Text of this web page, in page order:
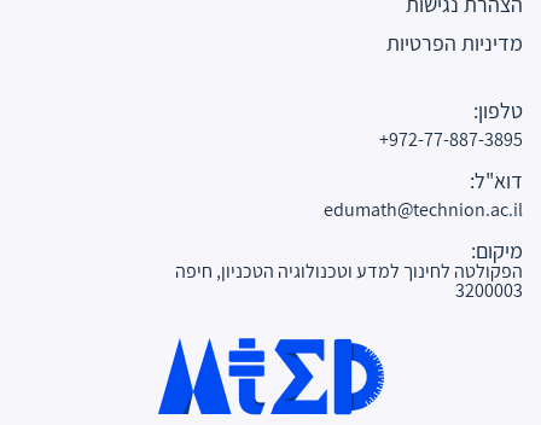
מדיניות הפרטיות
טלפון:
972-77-887-3895+
דוא"ל:
edumath@technion.ac.il
מיקום:
הפקולטה לחינוך למדע וטכנולוגיה הטכניון, חיפה
3200003